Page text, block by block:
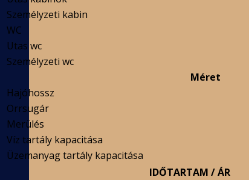
Személyzeti kabin
WC
Utas wc
Személyzeti wc
Méret
Hajóhossz
Orrsugár
Merülés
Víz tartály kapacitása
Üzemanyag tartály kapacitása
IDŐTARTAM / ÁR